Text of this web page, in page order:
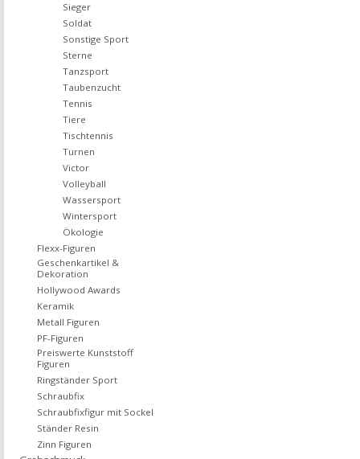
Sieger
Soldat
Sonstige Sport
Sterne
Tanzsport
Taubenzucht
Tennis
Tiere
Tischtennis
Turnen
Victor
Volleyball
Wassersport
Wintersport
Ökologie
Flexx-Figuren
Geschenkartikel &
Dekoration
Hollywood Awards
Keramik
Metall Figuren
PF-Figuren
Preiswerte Kunststoff
Figuren
Ringständer Sport
Schraubfix
Schraubfixfigur mit Sockel
Ständer Resin
Zinn Figuren